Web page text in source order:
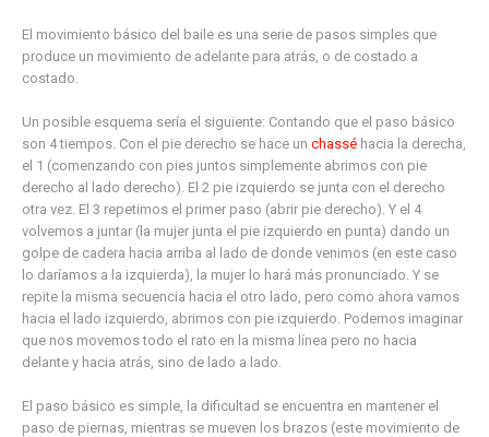
El movimiento básico del baile es una serie de pasos simples que
produce un movimiento de adelante para atrás, o de costado a
costado.
Un posible esquema sería el siguiente: Contando que el paso básico
son 4 tiempos. Con el pie derecho se hace unchassé hacia la derecha,
el 1 (comenzando con pies juntos simplemente abrimos con pie
derecho al lado derecho). El 2 pie izquierdo se junta con el derecho
otra vez. El 3 repetimos el primer paso (abrir pie derecho). Y el 4
volvemos a juntar (la mujer junta el pie izquierdo en punta) dando un
golpe de cadera hacia arriba al lado de donde venimos (en este caso
lo daríamos a la izquierda), la mujer lo hará más pronunciado. Y se
repite la misma secuencia hacia el otro lado, pero como ahora vamos
hacia el lado izquierdo, abrimos con pie izquierdo. Podemos imaginar
que nos movemos todo el rato en la misma línea pero no hacia
delante y hacia atrás, sino de lado a lado.
El paso básico es simple, la dificultad se encuentra en mantener el
paso de piernas, mientras se mueven los brazos (este movimiento de